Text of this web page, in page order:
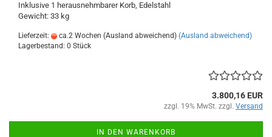
Inklusive 1 herausnehmbarer Korb, Edelstahl
Gewicht: 33 kg
Lieferzeit: ca.2 Wochen (Ausland abweichend) (Ausland abweichend)
Lagerbestand: 0 Stück
3.800,16 EUR
zzgl. 19% MwSt. zzgl. Versand
IN DEN WARENKORB